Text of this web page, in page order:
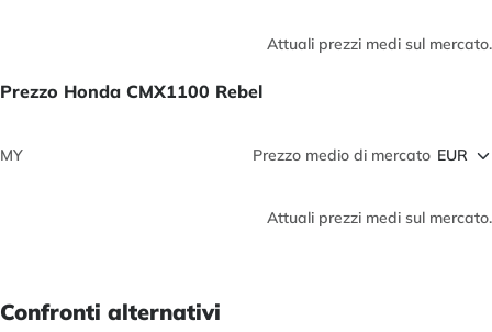
Attuali prezzi medi sul mercato.
Prezzo Honda CMX1100 Rebel
MY Prezzo medio di mercato
Attuali prezzi medi sul mercato.
Confronti alternativi